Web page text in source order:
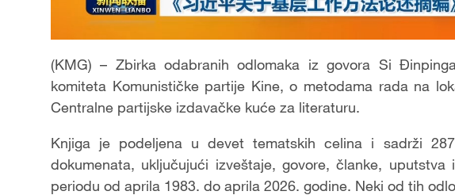
(KMG) – Zbirka odabranih odlomaka iz govora Si
komiteta Komunističke partije Kine, o metodama rada na
Centralne partijske izdavačke kuće za literaturu.
Knjiga je podeljena u devet tematskih celina i sadrži
dokumenata, uključujući izveštaje, govore, članke,
periodu od aprila 1983. do aprila 2026. godine. Neki od tih